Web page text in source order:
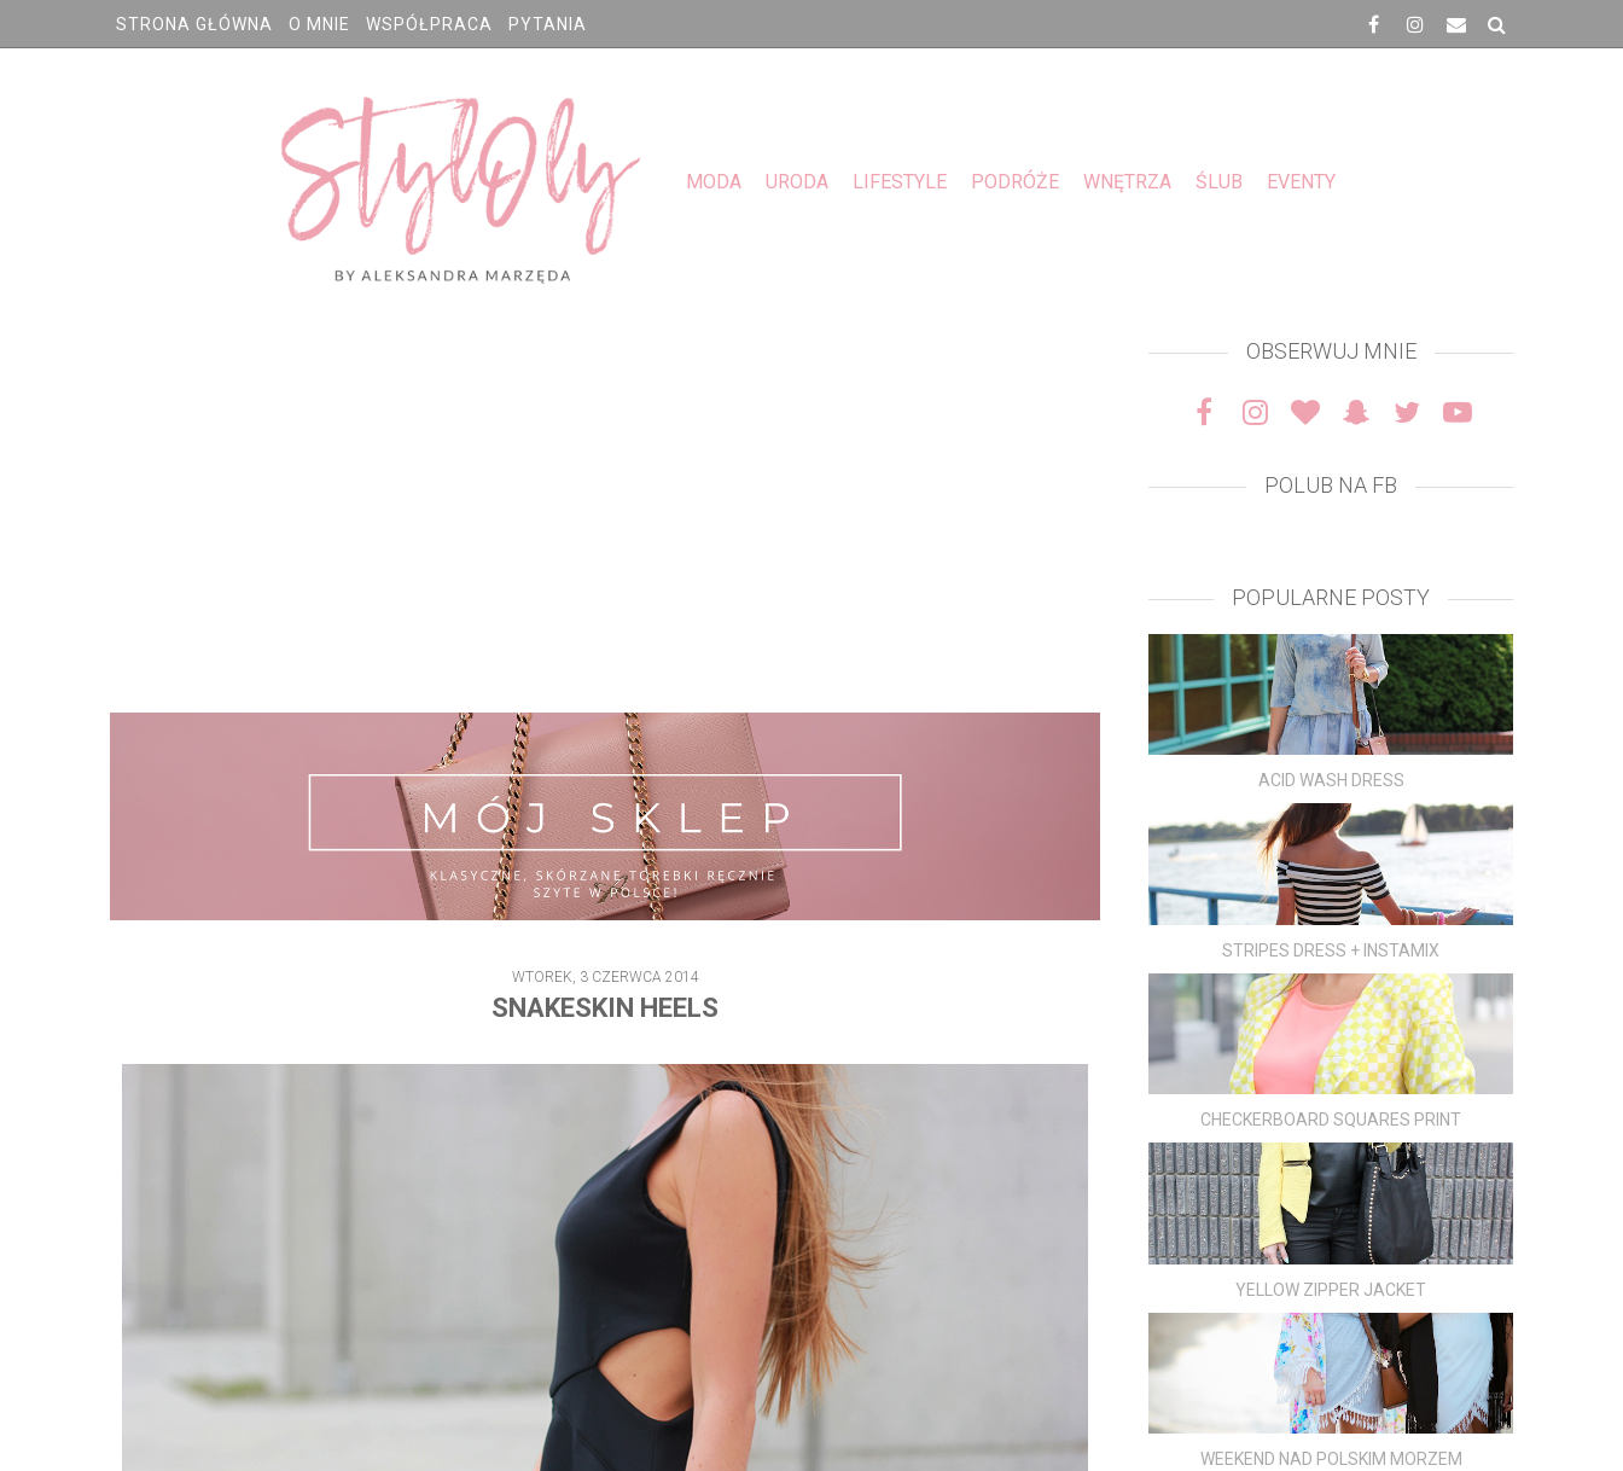
STRONA GŁÓWNA O MNIE WSPÓŁPRACA PYTANIA
MODA URODA LIFESTYLE PODRÓŻE WNĘTRZA ŚLUB EVENTY
WTOREK, 3 CZERWCA 2014
SNAKESKIN HEELS
OBSERWUJ MNIE
POLUB NA FB
POPULARNE POSTY
ACID WASH DRESS
STRIPES DRESS + INSTAMIX
CHECKERBOARD SQUARES PRINT
YELLOW ZIPPER JACKET
WEEKEND NAD POLSKIM MORZEM